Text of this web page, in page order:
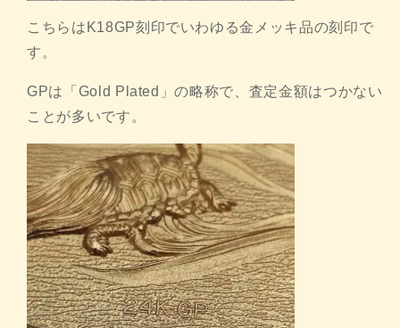
こちらはK18GP刻印でいわゆる金メッキ品の刻印で
す。
GPは「Gold Plated」の略称で、査定金額はつかない
ことが多いです。